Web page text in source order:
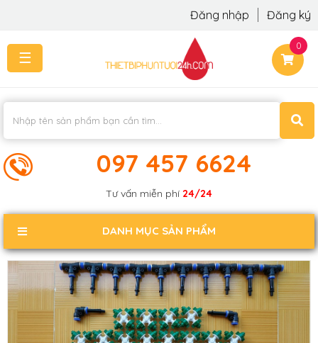
Đăng nhập Đăng ký
097 457 6624
Tư vấn miễn phí 24/24
DANH MỤC SẢN PHẨM
0
-
LẮP
HỒI
LIÊN
HỆ
☰